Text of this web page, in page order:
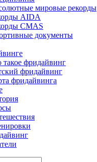
мировые рекорды
AIDA
CMAS
документы
такое фридайвинг
фридайвинг
фридайвинга